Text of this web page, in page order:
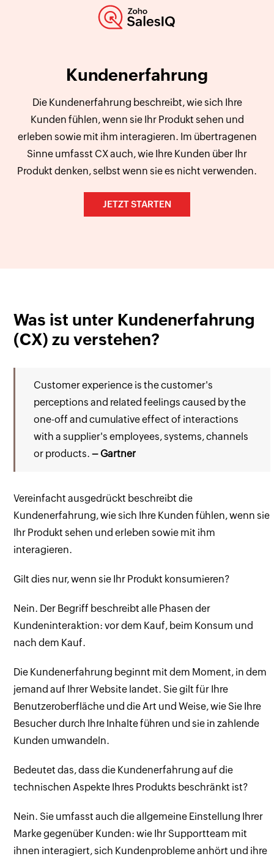
Kundenerfahrung
Die Kundenerfahrung beschreibt, wie sich Ihre
Kunden fühlen, wenn sie Ihr Produkt sehen und
erleben sowie mit ihm interagieren. Im übertragenen
Sinne umfasst CX auch, wie Ihre Kunden über Ihr
Produkt denken, selbst wenn sie es nicht verwenden.
JETZT STARTEN
Was ist unter Kundenerfahrung
(CX) zu verstehen?
Customer experience is the customer's
perceptions and related feelings caused by the
one-off and cumulative effect of interactions
with a supplier's employees, systems, channels
or products.– Gartner
Vereinfacht ausgedrückt beschreibt die
Kundenerfahrung, wie sich Ihre Kunden fühlen, wenn sie
Ihr Produkt sehen und erleben sowie mit ihm
interagieren.
Gilt dies nur, wenn sie Ihr Produkt konsumieren?
Nein. Der Begriff beschreibt alle Phasen der
Kundeninteraktion: vor dem Kauf, beim Konsum und
nach dem Kauf.
Die Kundenerfahrung beginnt mit dem Moment, in dem
jemand auf Ihrer Website landet. Sie gilt für Ihre
Benutzeroberfläche und die Art und Weise, wie Sie Ihre
Besucher durch Ihre Inhalte führen und sie in zahlende
Kunden umwandeln.
Bedeutet das, dass die Kundenerfahrung auf die
technischen Aspekte Ihres Produkts beschränkt ist?
Nein. Sie umfasst auch die allgemeine Einstellung Ihrer
Marke gegenüber Kunden: wie Ihr Supportteam mit
ihnen interagiert, sich Kundenprobleme anhört und ihre